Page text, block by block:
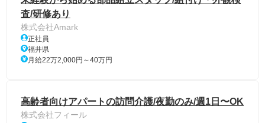
査/研修あり
株式会社Amark
正社員
福井県
月給22万2,000円～40万円
高齢者向けアパートの訪問介護/夜勤のみ/週1日〜OK
株式会社フィール